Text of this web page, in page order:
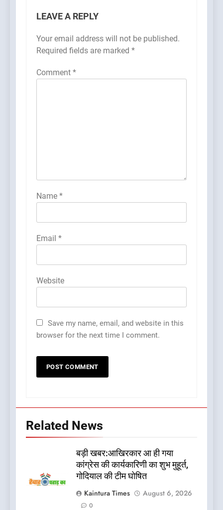
LEAVE A REPLY
Your email address will not be published.
Required fields are marked *
Comment *
Name *
Email *
Website
Save my name, email, and website in this
browser for the next time I comment.
Related News
बड़ी खबर:आखिरकार आ ही गया
कांग्रेस की कार्यकारिणी का शुभ मुहूर्त,
गोदियाल की टीम घोषित
Kaintura Times
August 6, 2026
0